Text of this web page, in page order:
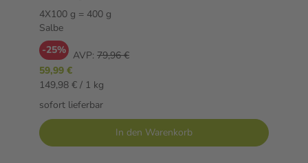
4X100 g = 400 g
Salbe
-25% AVP: 79,96 €
59,99 €
149,98 € / 1 kg
sofort lieferbar
In den Warenkorb